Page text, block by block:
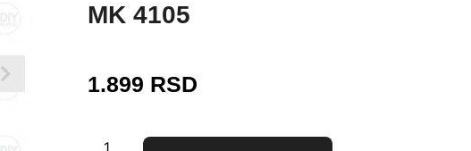
MK 4105
1.899 RSD